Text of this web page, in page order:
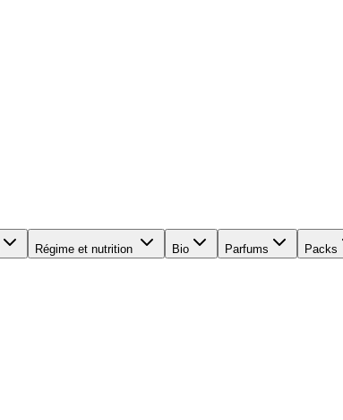
Régime et nutrition Bio Parfums Packs